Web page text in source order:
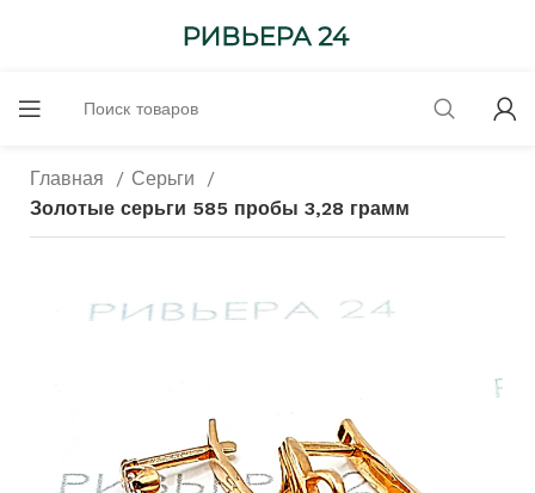
Главная
Серьги
Золотые серьги 585 пробы 3,28 грамм